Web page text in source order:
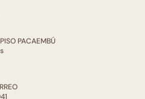
PACAEMBÚ